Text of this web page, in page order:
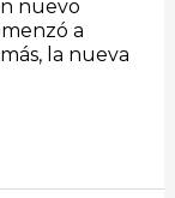
nuevo
a
la nueva